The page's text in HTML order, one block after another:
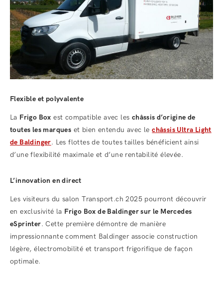
Flexible et polyvalente
La Frigo Box est compatible avec les châssis d’origine de
toutes les marques et bien entendu avec lechâssis Ultra Light
de Baldinger. Les flottes de toutes tailles bénéficient ainsi
d’une flexibilité maximale et d’une rentabilité élevée.
L’innovation en direct
Les visiteurs du salon Transport.ch 2025 pourront découvrir
en exclusivité la Frigo Box de Baldinger sur le Mercedes
eSprinter. Cette première démontre de manière
impressionnante comment Baldinger associe construction
légère, électromobilité et transport frigorifique de façon
optimale.